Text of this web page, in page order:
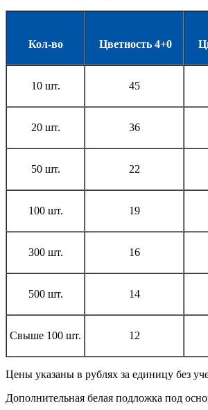
Кол-во Цветность 4+0
10 шт. 45
20 шт. 36
50 шт. 22
100 шт. 19
300 шт. 16
500 шт. 14
Свыше 100 шт. 12
Цены указаны в рублях за единицу без
Дополнительная белая подложка под